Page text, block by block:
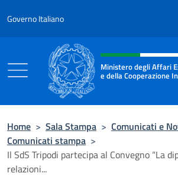
Governo Italiano
Intestazione sito,
Ministero degli Affari
e della Cooperazione
Home > Sala Stampa > Comunicati e
Comunicati stampa >
Il SdS Tripodi partecipa al Convegno “La
relazioni...